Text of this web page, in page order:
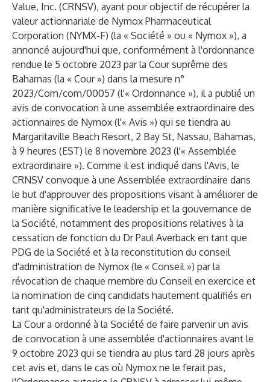
Value, Inc. (CRNSV), ayant pour objectif de récupérer la
valeur actionnariale de Nymox Pharmaceutical
Corporation (NYMX-F) (la « Société » ou « Nymox »), a
annoncé aujourd'hui que, conformément à l'ordonnance
rendue le 5 octobre 2023 par la Cour suprême des
Bahamas (la « Cour ») dans la mesure n°
2023/Com/com/00057 (l'« Ordonnance »), il a publié un
avis de convocation à une assemblée extraordinaire des
actionnaires de Nymox (l'« Avis ») qui se tiendra au
Margaritaville Beach Resort, 2 Bay St, Nassau, Bahamas,
à 9 heures (EST) le 8 novembre 2023 (l'« Assemblée
extraordinaire »). Comme il est indiqué dans l'Avis, le
CRNSV convoque à une Assemblée extraordinaire dans
le but d'approuver des propositions visant à améliorer de
manière significative le leadership et la gouvernance de
la Société, notamment des propositions relatives à la
cessation de fonction du Dr Paul Averback en tant que
PDG de la Société et à la reconstitution du conseil
d'administration de Nymox (le « Conseil ») par la
révocation de chaque membre du Conseil en exercice et
la nomination de cinq candidats hautement qualifiés en
tant qu'administrateurs de la Société.
La Cour a ordonné à la Société de faire parvenir un avis
de convocation à une assemblée d'actionnaires avant le
9 octobre 2023 qui se tiendra au plus tard 28 jours après
cet avis et, dans le cas où Nymox ne le ferait pas,